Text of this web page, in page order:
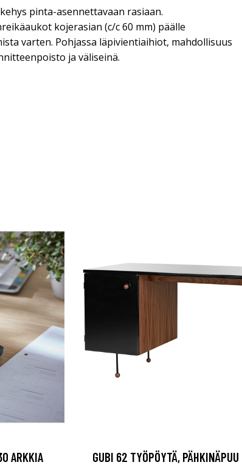
pinta-asennettavaan rasiaan.
kojerasian (c/c 60 mm) päälle
varten. Pohjassa läpivientiaihiot, mahdollisuus
ja väliseinä.
ARKKIA
GUBI 62 TYÖPÖYTÄ,